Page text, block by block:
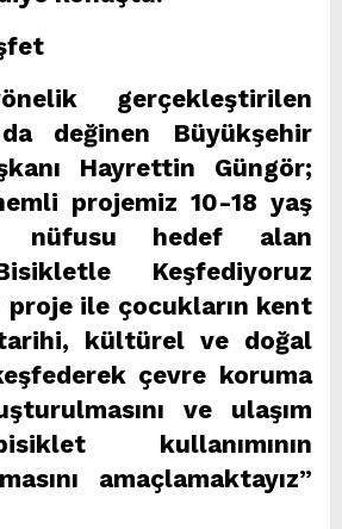
gerçekleştirilen
değinen Büyükşehir
Hayrettin Güngör;
projemiz 10-18 yaş
nüfusu hedef alan
Keşfediyoruz
proje ile çocukların kent
kültürel ve doğal
çevre koruma
ve ulaşım
kullanımının
amaçlamaktayız”